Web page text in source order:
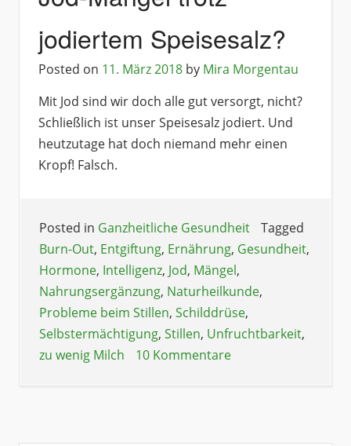
jodiertem Speisesalz?
Posted on 11. März 2018 by Mira Morgentau
Mit Jod sind wir doch alle gut versorgt, nicht?
Schließlich ist unser Speisesalz jodiert. Und
heutzutage hat doch niemand mehr einen
Kropf! Falsch.
Posted in Ganzheitliche Gesundheit
Tagged
Burn-Out, Entgiftung, Ernährung, Gesundheit,
Hormone, Intelligenz, Jod, Mängel,
Nahrungsergänzung, Naturheilkunde,
Probleme beim Stillen, Schilddrüse,
Selbstermächtigung, Stillen, Unfruchtbarkeit,
zu wenig Milch
10 Kommentare